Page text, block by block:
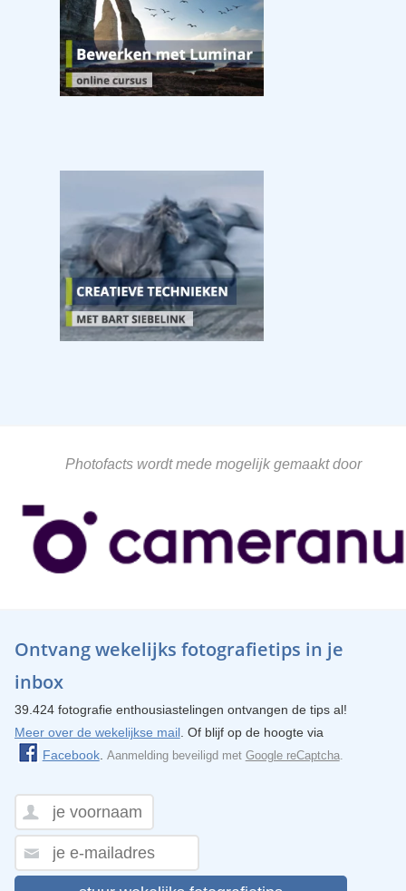
Photofacts wordt mede mogelijk gemaakt door
Ontvang wekelijks fotografietips in je
inbox
39.424 fotografie enthousiastelingen ontvangen de tips al!
Meer over de wekelijkse mail. Of blijf op de hoogte via
Facebook. Aanmelding beveiligd met Google reCaptcha.